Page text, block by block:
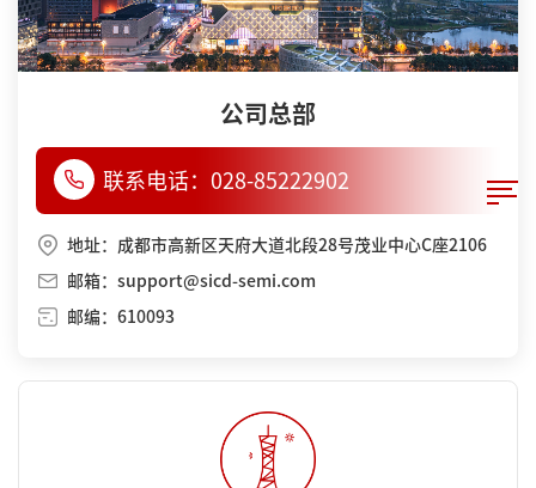
公司总部
联系电话： 028-85222902
地址：成都市高新区天府大道北段28号茂业中心C座2106
邮箱：support@sicd-semi.com
邮编：610093